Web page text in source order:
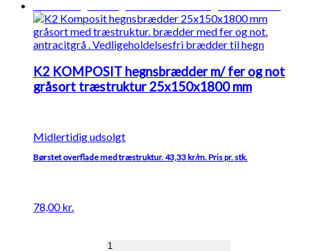
35x35x2x1815
mm
antal
K2 KOMPOSIT hegnsbrædder m/ fer og not
gråsort træstruktur 25x150x1800 mm
Midlertidig udsolgt
Børstet overflade med træstruktur. 43,33 kr/m. Pris pr. stk.
78,00kr.